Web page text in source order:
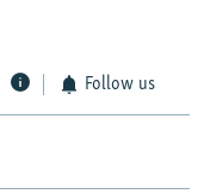
Follow us